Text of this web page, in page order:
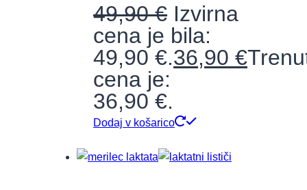
49,90€ Izvirna
cena je bila:
49,90 €.36,90 €
cena je:
36,90 €.
Dodaj v košarico